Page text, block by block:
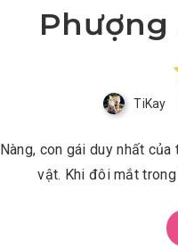
Phượng
TiKay
Nàng, con gái duy nhất
vật. Khi đôi mắt trong